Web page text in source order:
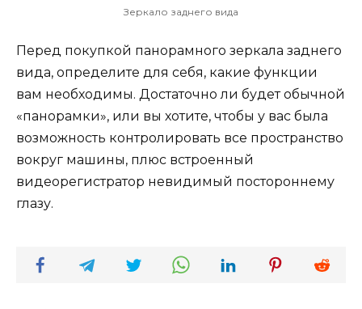
Зеркало заднего вида
Перед покупкой панорамного зеркала заднего
вида, определите для себя, какие функции
вам необходимы. Достаточно ли будет обычной
«панорамки», или вы хотите, чтобы у вас была
возможность контролировать все пространство
вокруг машины, плюс встроенный
видеорегистратор невидимый постороннему
глазу.